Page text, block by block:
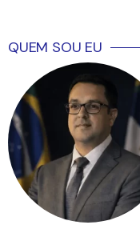
QUEM SOU EU